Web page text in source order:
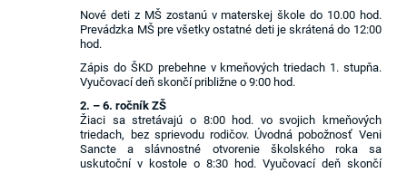
Nové deti z MŠ zostanú v materskej škole do 10.00 hod.
Prevádzka MŠ pre všetky ostatné deti je skrátená do 12:00
hod.
Zápis do ŠKD prebehne v kmeňových triedach 1. stupňa.
Vyučovací deň skončí približne o 9:00 hod.
2. – 6. ročník ZŠ
Žiaci sa stretávajú o 8:00 hod. vo svojich kmeňových
triedach, bez sprievodu rodičov. Úvodná pobožnosť Veni
Sancte a slávnostné otvorenie školského roka sa
uskutoční v kostole o 8:30 hod. Vyučovací deň skončí